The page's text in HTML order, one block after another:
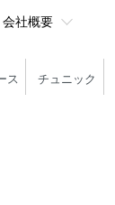
会社概要
ス チュニック